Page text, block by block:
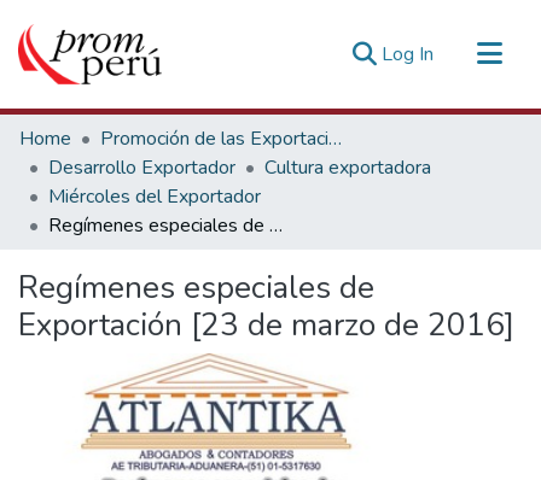
Log In (current)
Communities & Collections
All of DSpace
Statistics
Estadísticas Externas
Home
Promoción de las Exportaciones
Desarrollo Exportador
Cultura exportadora
Miércoles del Exportador
Regímenes especiales de Exportación [23 de marzo de 2016]
Regímenes especiales de
Exportación [23 de marzo de 2016]